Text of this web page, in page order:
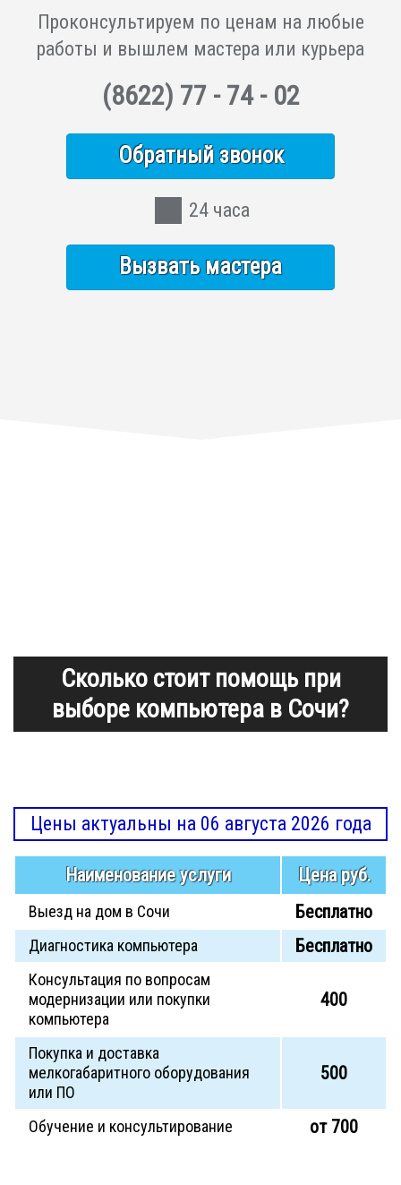
Проконсультируем по ценам на любые
работы и вышлем мастера или курьера
(8622) 77 - 74 - 02
Обратный звонок
24 часа
Вызвать мастера
Сколько стоит помощь при
выборе компьютера в Сочи?
Цены актуальны на 06 августа 2026 года
Наименование услуги Цена руб.
Выезд на дом в Сочи Бесплатно
Диагностика компьютера Бесплатно
Консультация по вопросам
модернизации или покупки
компьютера
400
Покупка и доставка
мелкогабаритного оборудования
или ПО
500
Обучение и консультирование от 700